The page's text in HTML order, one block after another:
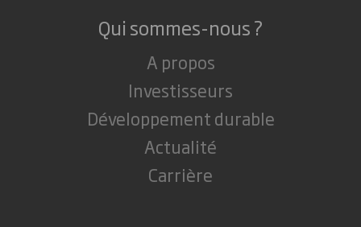
Qui sommes-nous ?
A propos
Investisseurs
Développement durable
Actualité
Carrière